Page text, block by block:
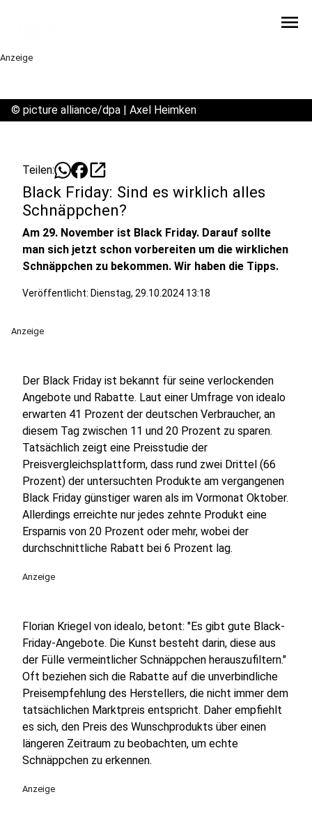
menu
Anzeige
© picture alliance/dpa | Axel Heimken
Teilen: open_in_new
Black Friday: Sind es wirklich alles
Schnäppchen?
Am 29. November ist Black Friday. Darauf sollte
man sich jetzt schon vorbereiten um die wirklichen
Schnäppchen zu bekommen. Wir haben die Tipps.
Veröffentlicht: Dienstag, 29.10.2024 13:18
Anzeige
Der Black Friday ist bekannt für seine verlockenden
Angebote und Rabatte. Laut einer Umfrage von idealo
erwarten 41 Prozent der deutschen Verbraucher, an
diesem Tag zwischen 11 und 20 Prozent zu sparen.
Tatsächlich zeigt eine Preisstudie der
Preisvergleichsplattform, dass rund zwei Drittel (66
Prozent) der untersuchten Produkte am vergangenen
Black Friday günstiger waren als im Vormonat Oktober.
Allerdings erreichte nur jedes zehnte Produkt eine
Ersparnis von 20 Prozent oder mehr, wobei der
durchschnittliche Rabatt bei 6 Prozent lag.
Anzeige
Florian Kriegel von idealo, betont: "Es gibt gute Black-
Friday-Angebote. Die Kunst besteht darin, diese aus
der Fülle vermeintlicher Schnäppchen herauszufiltern."
Oft beziehen sich die Rabatte auf die unverbindliche
Preisempfehlung des Herstellers, die nicht immer dem
tatsächlichen Marktpreis entspricht. Daher empfiehlt
es sich, den Preis des Wunschprodukts über einen
längeren Zeitraum zu beobachten, um echte
Schnäppchen zu erkennen.
Anzeige